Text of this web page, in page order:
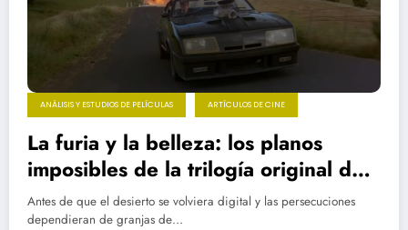
ANÁLISIS Y ESTUDIOS DE PELÍCULAS ARTÍCULOS DE CINE
La furia y la belleza: los planos
imposibles de la trilogía original de
Mad Max
Antes de que el desierto se volviera digital y las persecuciones
dependieran de granjas de…